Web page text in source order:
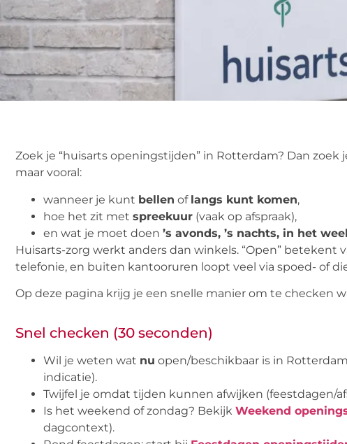
Zoek je “huisarts openingstijden” in Rotterdam? Dan
maar vooral:
wanneer je kunt bellen of langs kunt komen,
hoe het zit met spreekuur (vaak op afspraak),
en wat je moet doen ’s avonds, ’s nachts, in het
Huisarts-zorg werkt anders dan winkels. “Open” betekent
telefonie, en buiten kantooruren loopt veel via spoed- of
Op deze pagina krijg je een snelle manier om te checken
Snel checken (30 seconden)
Wil je weten wat nu open/beschikbaar is in
indicatie).
Twijfel je omdat tijden kunnen afwijken (feestdagen/
Is het weekend of zondag? Bekijk Weekend
dagcontext).